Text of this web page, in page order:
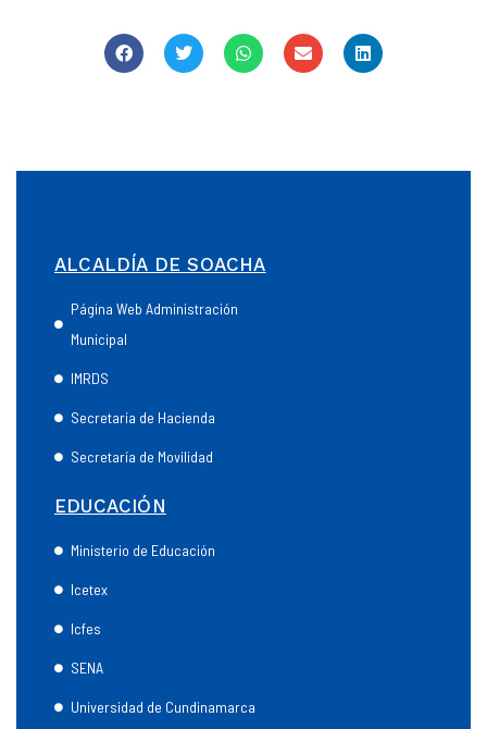
ALCALDÍA DE SOACHA
Página Web Administración
Municipal
IMRDS
Secretaría de Hacienda
Secretaría de Movilidad
EDUCACIÓN
Ministerio de Educación
Icetex
Icfes
SENA
Universidad de Cundinamarca